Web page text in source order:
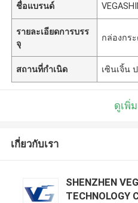
ชื่อแบรนด์
รายละเอียดการบรร
จุ
กล่องกร
สถานที่กำเนิด เซินเจิ้น
ดูเพิ่
เกี่ยวกับเรา
SHENZHEN
TECHNOLOGY